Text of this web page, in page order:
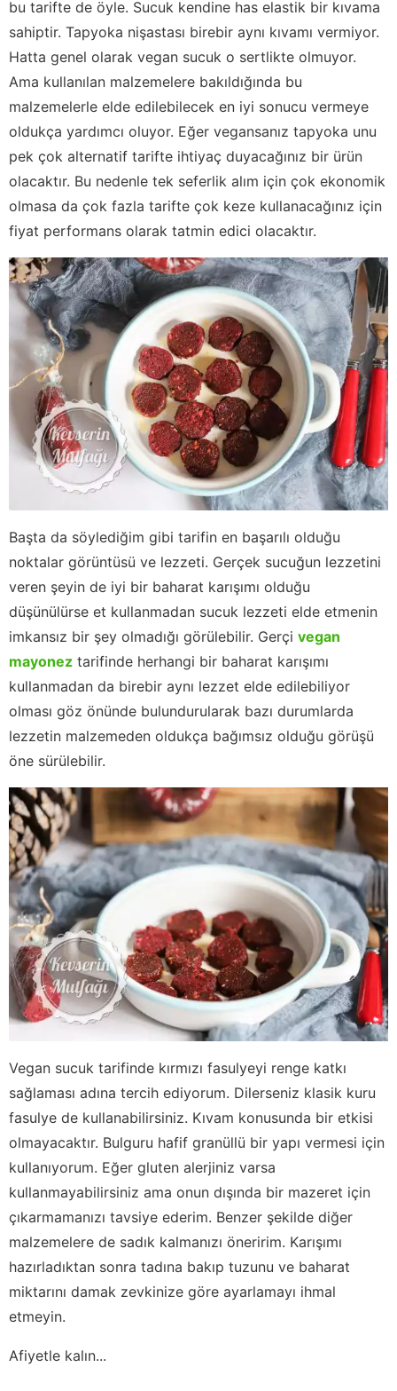
bu tarifte de öyle. Sucuk kendine has elastik bir kıvama
sahiptir. Tapyoka nişastası birebir aynı kıvamı vermiyor.
Hatta genel olarak vegan sucuk o sertlikte olmuyor.
Ama kullanılan malzemelere bakıldığında bu
malzemelerle elde edilebilecek en iyi sonucu vermeye
oldukça yardımcı oluyor. Eğer vegansanız tapyoka unu
pek çok alternatif tarifte ihtiyaç duyacağınız bir ürün
olacaktır. Bu nedenle tek seferlik alım için çok ekonomik
olmasa da çok fazla tarifte çok keze kullanacağınız için
fiyat performans olarak tatmin edici olacaktır.
Başta da söylediğim gibi tarifin en başarılı olduğu
noktalar görüntüsü ve lezzeti. Gerçek sucuğun lezzetini
veren şeyin de iyi bir baharat karışımı olduğu
düşünülürse et kullanmadan sucuk lezzeti elde etmenin
imkansız bir şey olmadığı görülebilir. Gerçi vegan
mayonez tarifinde herhangi bir baharat karışımı
kullanmadan da birebir aynı lezzet elde edilebiliyor
olması göz önünde bulundurularak bazı durumlarda
lezzetin malzemeden oldukça bağımsız olduğu görüşü
öne sürülebilir.
Vegan sucuk tarifinde kırmızı fasulyeyi renge katkı
sağlaması adına tercih ediyorum. Dilerseniz klasik kuru
fasulye de kullanabilirsiniz. Kıvam konusunda bir etkisi
olmayacaktır. Bulguru hafif granüllü bir yapı vermesi için
kullanıyorum. Eğer gluten alerjiniz varsa
kullanmayabilirsiniz ama onun dışında bir mazeret için
çıkarmamanızı tavsiye ederim. Benzer şekilde diğer
malzemelere de sadık kalmanızı öneririm. Karışımı
hazırladıktan sonra tadına bakıp tuzunu ve baharat
miktarını damak zevkinize göre ayarlamayı ihmal
etmeyin.
Afiyetle kalın...